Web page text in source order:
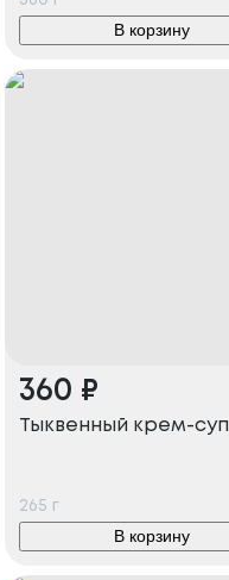
В корзину
360 ₽
Тыквенный крем-суп
265 г
В корзину